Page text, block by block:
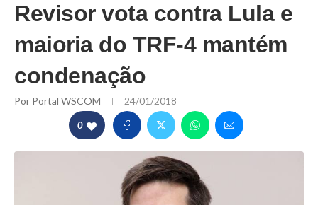
Revisor vota contra Lula e
maioria do TRF-4 mantém
condenação
Por Portal WSCOM 24/01/2018
0